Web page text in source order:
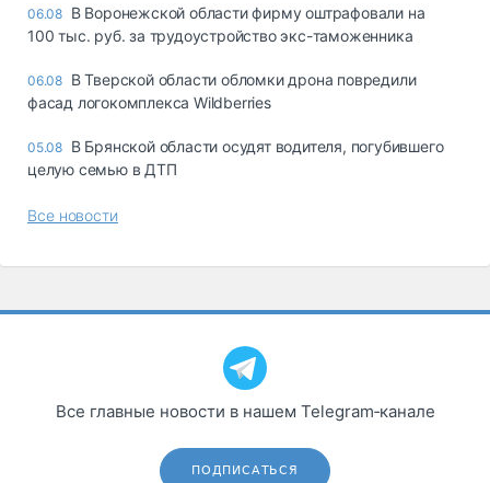
06.08 В Воронежской области фирму оштрафовали на
100 тыс. руб. за трудоустройство экс-таможенника
06.08 В Тверской области обломки дрона повредили
фасад логокомплекса Wildberries
05.08 В Брянской области осудят водителя, погубившего
целую семью в ДТП
Все новости
Все главные новости в нашем Telegram‑канале
ПОДПИСАТЬСЯ